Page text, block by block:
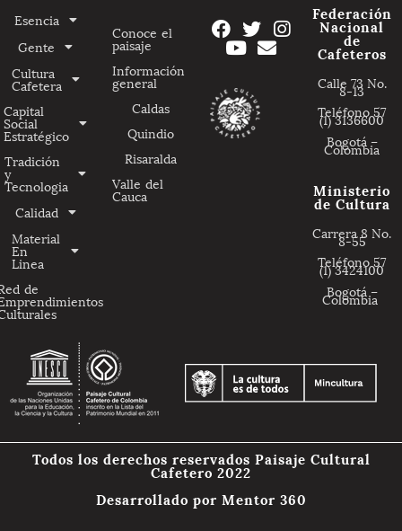
Esencia
Gente
Cultura
Cafetera
Capital
Social
Estratégico
Tradición
y
Tecnologia
Calidad
Material
En
Linea
de
Conoce el
paisaje
Información
general
Caldas
Quindio
Risaralda
Valle del
Cauca
Federación
Nacional
de
Cafeteros
Calle 73 No.
8-13
Teléfono 57
(1) 3136600
Bogotá –
Colombia
Ministerio
de Cultura
Carrera 8 No.
8-55
Teléfono 57
(1) 3424100
Bogotá –
Colombia
Todos los derechos reservados Paisaje Cultural
Cafetero 2022
Desarrollado por Mentor 360